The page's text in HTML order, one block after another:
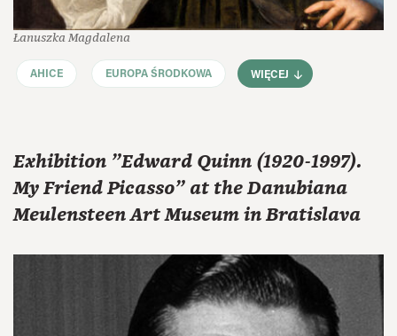
Łanuszka Magdalena
AHICE EUROPA ŚRODKOWA WIĘCEJ
Exhibition "Edward Quinn (1920-1997).
My Friend Picasso" at the Danubiana
Meulensteen Art Museum in Bratislava